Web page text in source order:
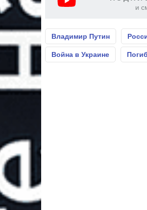
и
Владимир Путин
Война в Украине